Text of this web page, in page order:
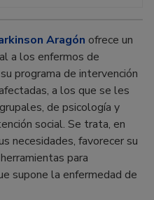
Aragón ofrece un
a los enfermos de
programa de intervención
a los que se les
de psicología y
social. Se trata, en
necesidades, favorecer su
para
supone la enfermedad de